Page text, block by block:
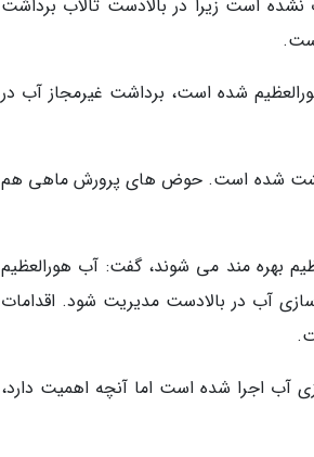
نشده است زیرا در بالادست تالاب برداشت
شده است، برداشت غیرمجاز آب در
کشت شده است. حوض های پرورش ماهی هم
تالاب هورالعظیم بهره مند می شوند، گفت: آب هورالعظیم
آب در بالادست مدیریت شود. اقدامات
آب اجرا شده است اما آنچه اهمیت دارد،